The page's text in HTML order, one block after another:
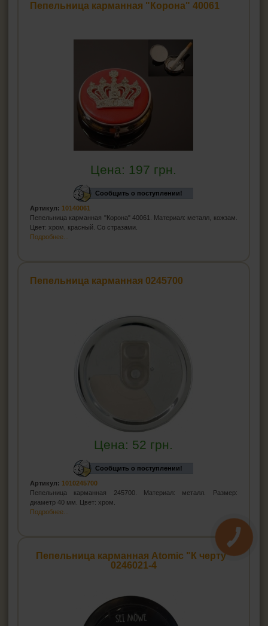
Пепельница карманная "Корона" 40061
Цена: 197 грн.
Сообщить о поступлении!
Артикул: 10140061
Пепельница карманная "Корона" 40061. Материал: металл, кожзам.
Цвет: хром, красный. Со стразами.
Подробнее...
Пепельница карманная 0245700
Цена: 52 грн.
Сообщить о поступлении!
Артикул: 1010245700
Пепельница карманная 245700. Материал: металл. Размер:
диаметр 40 мм. Цвет: хром.
Подробнее...
Пепельница карманная Atomic "К черту"
0246021-4